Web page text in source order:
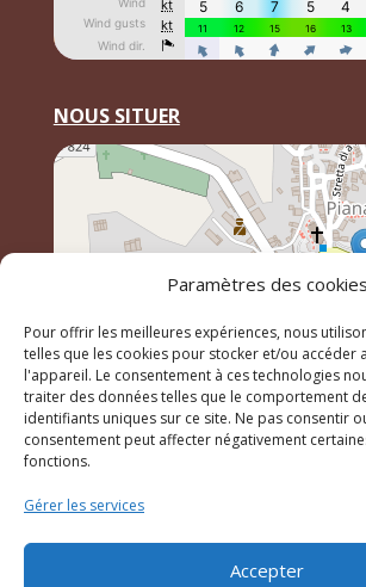
Paramètres des cookies
Pour offrir les meilleures expériences, nous
telles que les cookies pour stocker et/ou accéder
l'appareil. Le consentement à ces technologies
traiter des données telles que le comportement
identifiants uniques sur ce site. Ne pas consentir
consentement peut affecter négativement
fonctions.
Gérer les services
Accepter
NOUS SITUER
Leaflet, \r\n©